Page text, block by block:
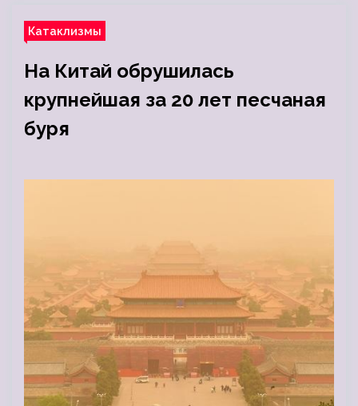
Катаклизмы
На Китай обрушилась
крупнейшая за 20 лет песчаная
буря